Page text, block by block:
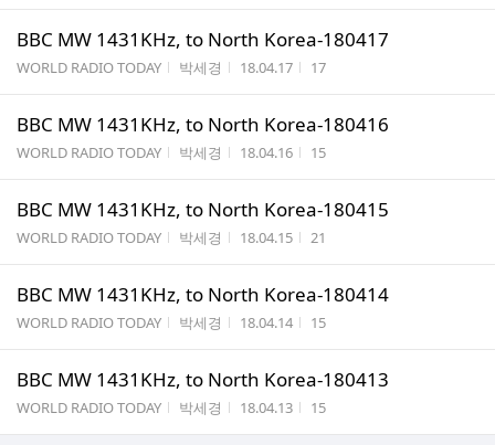
BBC MW 1431KHz, to North Korea-180417
게시판명
WORLD RADIO TODAY 작성자
박세경 작성시간
18.04.17 조회수
17
BBC MW 1431KHz, to North Korea-180416
게시판명
WORLD RADIO TODAY 작성자
박세경 작성시간
18.04.16 조회수
15
BBC MW 1431KHz, to North Korea-180415
게시판명
WORLD RADIO TODAY 작성자
박세경 작성시간
18.04.15 조회수
21
BBC MW 1431KHz, to North Korea-180414
게시판명
WORLD RADIO TODAY 작성자
박세경 작성시간
18.04.14 조회수
15
BBC MW 1431KHz, to North Korea-180413
게시판명
WORLD RADIO TODAY 작성자
박세경 작성시간
18.04.13 조회수
15